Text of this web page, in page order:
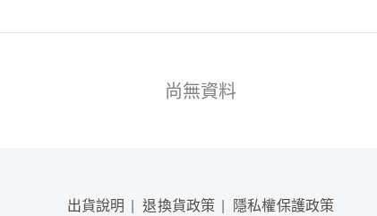
尚無資料
出貨說明 退換貨政策 隱私權保護政策